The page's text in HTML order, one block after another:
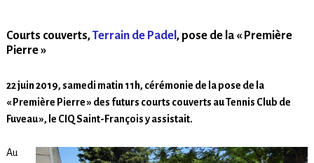
Courts couverts,Terrain de Padel , pose de la « Première
Pierre »
22 juin 2019, samedi matin 11h, cérémonie de la pose de la
« Première Pierre » des futurs courts couverts au Tennis Club de
Fuveau », le CIQ Saint-François y assistait.
Au